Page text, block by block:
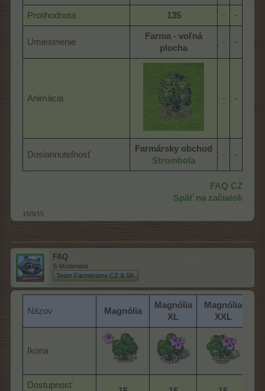
Protihodnota 135 -​ -​
Umiestnenie
Farma - voľná
plocha
-​ -​
Animácia -​ -​
Dosiahnuteľnosť
Farmársky obchod
Strombola
-​ -​
FAQ CZ
Späť na začiatok
16/9/15
FAQ
S-Moderator
Team Farmerama CZ & SK
Názov Magnólia
Magnólia
XL
Magnólia
XXL
Ikona
Dostupnosť